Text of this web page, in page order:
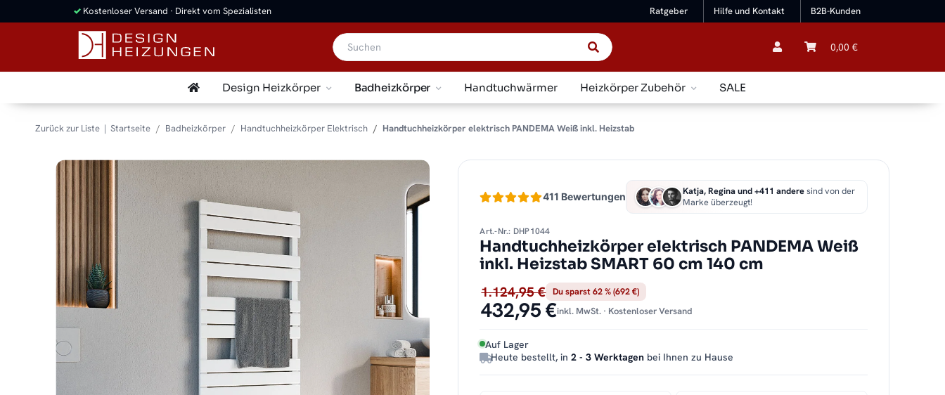
Ratgeber Hilfe und Kontakt B2B-Kunden
✓ Kostenloser Versand · Direkt vom Spezialisten
0,00 €
Design Heizkörper Badheizkörper Handtuchwärmer Heizkörper Zubehör SALE
Zurück zur Liste Startseite Badheizkörper Handtuchheizkörper Elektrisch Handtuchheizkörper elektrisch PANDEMA Weiß inkl. Heizstab
411 Bewertungen Katja, Regina und +411 anderesind von der
Marke überzeugt!
Art.-Nr.: DHP1044
Handtuchheizkörper elektrisch PANDEMA Weiß
inkl. Heizstab SMART 60 cm 140 cm
1.124,95 € Du sparst 62 % (692 €)
432,95 €inkl. MwSt. · Kostenloser Versand
Auf Lager
Heute bestellt, in2 - 3 Werktagen bei Ihnen zu Hause